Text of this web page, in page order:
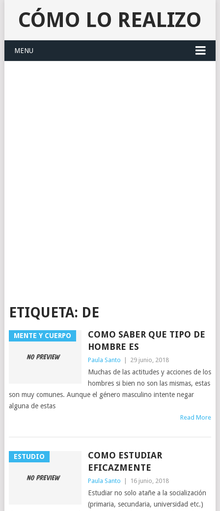
CÓMO LO REALIZO
MENU
ETIQUETA: DE
MENTE Y CUERPO
COMO SABER QUE TIPO DE
HOMBRE ES
Paula Santo 29 junio, 2018
Muchas de las actitudes y acciones de los
hombres si bien no son las mismas, estas
son muy comunes. Aunque el género masculino intente negar
alguna de estas
Read More
ESTUDIO
COMO ESTUDIAR
EFICAZMENTE
Paula Santo 16 junio, 2018
Estudiar no solo atañe a la socialización
(primaria, secundaria, universidad etc.)